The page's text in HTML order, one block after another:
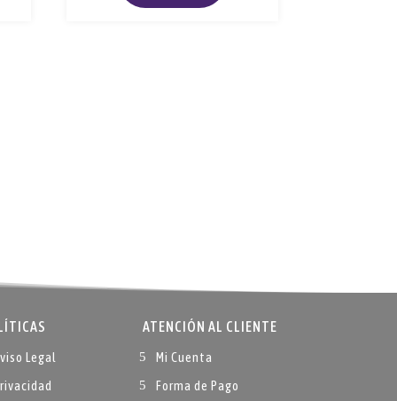
Legal
ATENCIÓN AL CLIENTE
Mi Cuenta
Forma de Pago